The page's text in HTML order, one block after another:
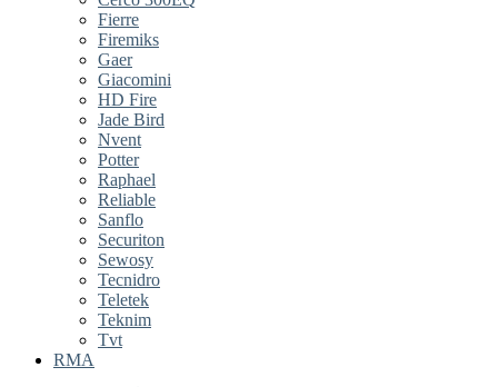
Fierre
Firemiks
Gaer
Giacomini
HD Fire
Jade Bird
Nvent
Potter
Raphael
Reliable
Sanflo
Securiton
Sewosy
Tecnidro
Teletek
Teknim
Tvt
RMA